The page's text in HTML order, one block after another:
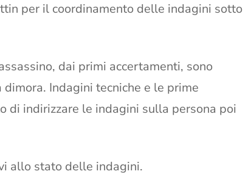
per il coordinamento delle indagini sotto
dai primi accertamenti, sono
Indagini tecniche e le prime
di indirizzare le indagini sulla persona poi
allo stato delle indagini.